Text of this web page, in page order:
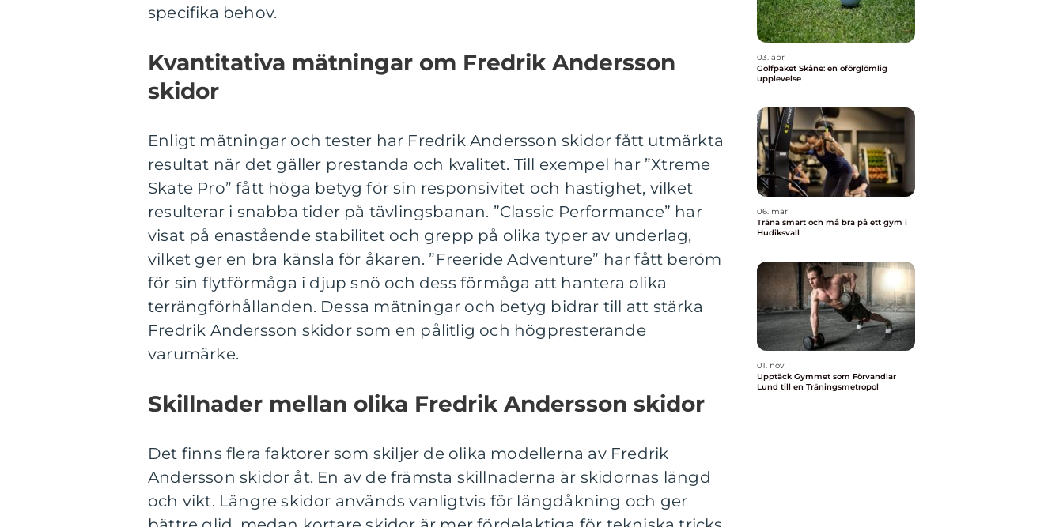
specifika behov.
Kvantitativa mätningar om Fredrik Andersson
skidor
Enligt mätningar och tester har Fredrik Andersson skidor fått utmärkta
resultat när det gäller prestanda och kvalitet. Till exempel har ”Xtreme
Skate Pro” fått höga betyg för sin responsivitet och hastighet, vilket
resulterar i snabba tider på tävlingsbanan. ”Classic Performance” har
visat på enastående stabilitet och grepp på olika typer av underlag,
vilket ger en bra känsla för åkaren. ”Freeride Adventure” har fått beröm
för sin flytförmåga i djup snö och dess förmåga att hantera olika
terrängförhållanden. Dessa mätningar och betyg bidrar till att stärka
Fredrik Andersson skidor som en pålitlig och högpresterande
varumärke.
Skillnader mellan olika Fredrik Andersson skidor
Det finns flera faktorer som skiljer de olika modellerna av Fredrik
Andersson skidor åt. En av de främsta skillnaderna är skidornas längd
och vikt. Längre skidor används vanligtvis för längdåkning och ger
03. apr
Golfpaket Skåne: en oförglömlig
upplevelse
06. mar
Träna smart och må bra på ett gym i
Hudiksvall
01. nov
Upptäck Gymmet som Förvandlar
Lund till en Träningsmetropol